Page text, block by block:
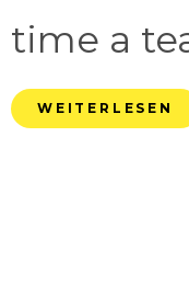
time a
WEITERLESEN